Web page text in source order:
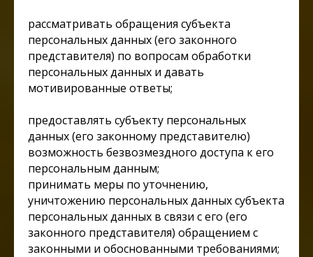
рассматривать обращения субъекта
персональных данных (его законного
представителя) по вопросам обработки
персональных данных и давать
мотивированные ответы;
предоставлять субъекту персональных
данных (его законному представителю)
возможность безвозмездного доступа к его
персональным данным;
принимать меры по уточнению,
уничтожению персональных данных субъекта
персональных данных в связи с его (его
законного представителя) обращением с
законными и обоснованными требованиями;